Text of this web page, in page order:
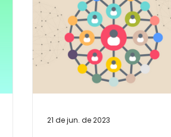
21 de jun. de 2023